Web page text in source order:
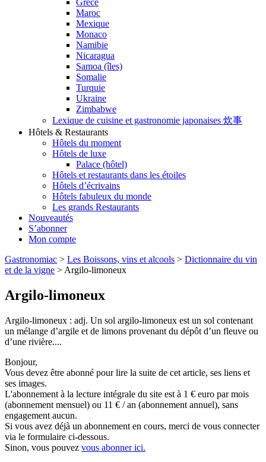
Grèce
Maroc
Mexique
Monaco
Namibie
Nicaragua
Samoa (îles)
Somalie
Turquie
Ukraine
Zimbabwe
Lexique de cuisine et gastronomie japonaises 炊事
Hôtels & Restaurants
Hôtels du moment
Hôtels de luxe
Palace (hôtel)
Hôtels et restaurants dans les étoiles
Hôtels d’écrivains
Hôtels fabuleux du monde
Les grands Restaurants
Nouveautés
S’abonner
Mon compte
Gastronomiac > Les Boissons, vins et alcools > Dictionnaire du vin
et de la vigne > Argilo-limoneux
Argilo-limoneux
Argilo-limoneux : adj. Un sol argilo-limoneux est un sol contenant
un mélange d’argile et de limons provenant du dépôt d’un fleuve ou
d’une rivière....
Bonjour,
Vous devez être abonné pour lire la suite de cet article, ses liens et
ses images.
L'abonnement à la lecture intégrale du site est à 1 € euro par mois
(abonnement mensuel) ou 11 € / an (abonnement annuel), sans
engagement aucun.
Si vous avez déjà un abonnement en cours, merci de vous connecter
via le formulaire ci-dessous.
Sinon, vous pouvez vous abonner ici.